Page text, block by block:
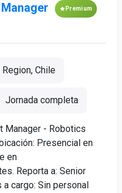
Premium
Chile
Jornada completa
Manager - Robotics
Presencial en
en
Reporta a: Senior
cargo: Sin personal